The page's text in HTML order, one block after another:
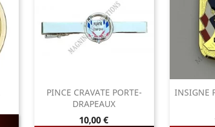
PINCE CRAVATE PORTE-
DRAPEAUX
Prix
10,00 €
INSIGNE